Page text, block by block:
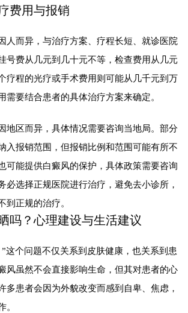
费用与报销
人而异，与治疗方案、疗程长短、就诊医院
号费从几元到几十元不等，检查费用从几元
疗程的光疗或手术费用则可能从几千元到万
需要结合患者的具体治疗方案来确定。
地区而异，具体情况需要咨询当地局。部分
入报销范围，但报销比例和范围可能有所不
可能提供白癜风的保护，具体政策需要咨询
必选择正规医院进行治疗，避免去小诊所，
到正规的治疗。
吗？心理建设与生活建议
这个问题不仅关系到皮肤健康，也关系到患
风虽然不会直接影响生命，但其对患者的心
多患者会因为外貌改变而感到自卑、焦虑，
。